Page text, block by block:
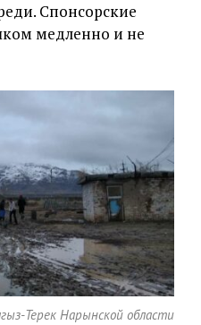
Спонсорские
медленно и не
Терек Нарынской области